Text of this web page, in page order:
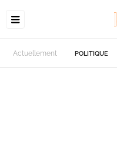
Actuellement POLITIQUE